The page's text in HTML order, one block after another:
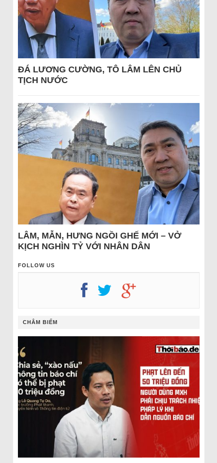
ĐÁ LƯƠNG CƯỜNG, TÔ LÂM LÊN CHỦ
TỊCH NƯỚC
LÂM, MẪN, HƯNG NGỒI GHẾ MỚI – VỞ
KỊCH NGHÌN TỶ VỚI NHÂN DÂN
FOLLOW US
CHÂM BIẾM